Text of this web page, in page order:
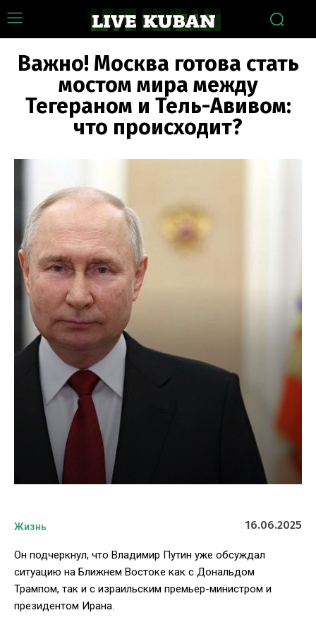
Важно! Москва готова стать
мостом мира между
Тегераном и Тель-Авивом:
что происходит?
Жизнь 16.06.2025
Он подчеркнул, что Владимир Путин уже обсуждал
ситуацию на Ближнем Востоке как с Дональдом
Трампом, так и с израильским премьер-министром и
президентом Ирана.